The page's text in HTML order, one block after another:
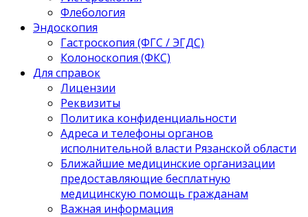
Флебология
Эндоскопия
Гастроскопия (ФГС / ЭГДС)
Колоноскопия (ФКС)
Для справок
Лицензии
Реквизиты
Политика конфиденциальности
Адреса и телефоны органов
исполнительной власти Рязанской области
Ближайшие медицинские организации
предоставляющие бесплатную
медицинскую помощь гражданам
Важная информация